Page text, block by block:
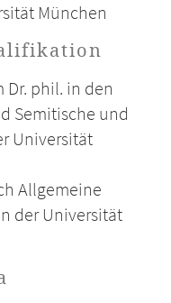
München
Dr. phil. in den
Semitische und
Universität
Allgemeine
der Universität